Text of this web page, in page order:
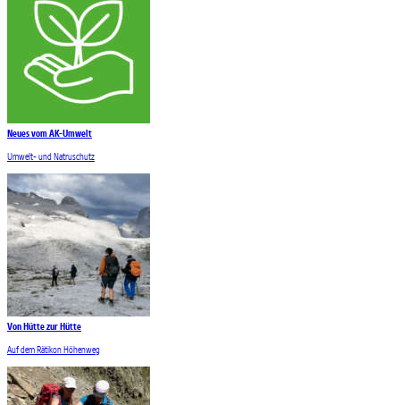
Neues vom AK-Umwelt
Umwelt- und Natruschutz
Von Hütte zur Hütte
Auf dem Rätikon Höhenweg